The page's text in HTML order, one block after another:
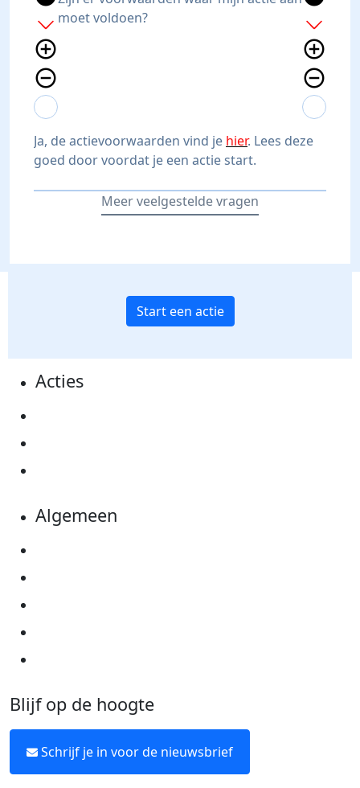
add
add_circle_outline
remove_circle_outline
expand_more
expand_less
moet voldoen?
add
add_circle_outline
remove_circle_outline
expand_more
expand_less
Ja, de actievoorwaarden vind je hier. Lees deze
goed door voordat je een actie start.
Meer veelgestelde vragen
Start een actie
Acties
Algemeen
Blijf op de hoogte
Schrijf je in voor de nieuwsbrief